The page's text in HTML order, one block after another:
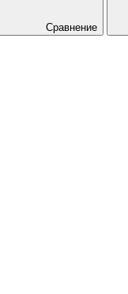
Сравнение